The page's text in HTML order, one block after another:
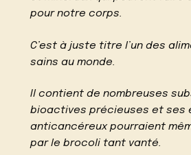
pour notre corps.
C’est à juste titre l’un des
sains au monde.
Il contient de nombreuses
bioactives précieuses et ses
anticancéreux pourraient
par le brocoli tant vanté.